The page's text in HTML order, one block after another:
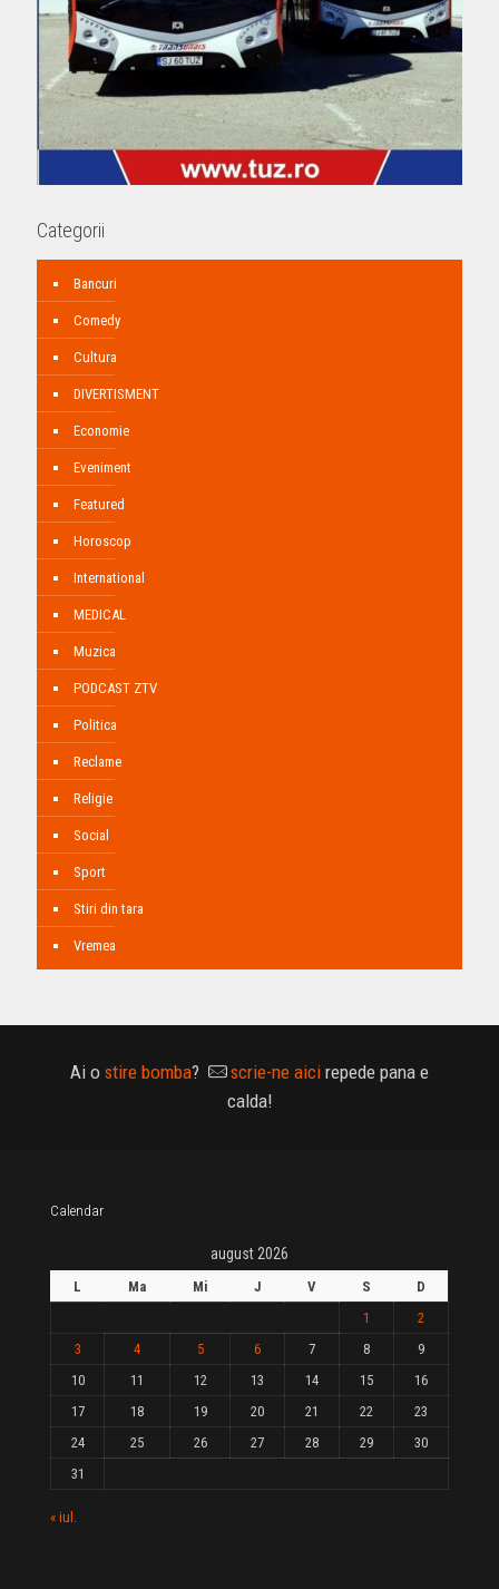
Categorii
Bancuri
Comedy
Cultura
DIVERTISMENT
Economie
Eveniment
Featured
Horoscop
International
MEDICAL
Muzica
PODCAST ZTV
Politica
Reclame
Religie
Social
Sport
Stiri din tara
Vremea
Ai o stire bomba? scrie-ne aici repede pana e
calda!
Calendar
august 2026
L Ma Mi J V S
D
1
2
3
4 5 6 7 8
9
10
11 12 13 14 15
16
17
18 19 20 21 22
23
24
25 26 27 28 29
30
31
« iul.